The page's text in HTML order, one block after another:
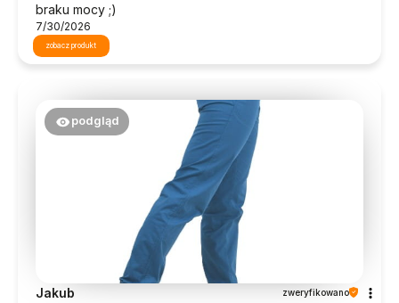
braku mocy ;)
7/30/2026
zobacz produkt
podgląd
Jakub zweryfikowano